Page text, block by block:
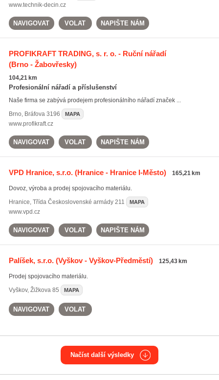
www.technik-decin.cz
NAVIGOVAT VOLAT NAPIŠTE NÁM
PROFIKRAFT TRADING, s. r. o. - Ruční nářadí
(Brno - Žabovřesky)
104,21 km
Profesionální nářadí a příslušenství
Naše firma se zabývá prodejem profesionálního nářadí značek ...
Brno, Bráfova 3196 MAPA
www.profikraft.cz
NAVIGOVAT VOLAT NAPIŠTE NÁM
VPD Hranice, s.r.o.(Hranice - Hranice I-Město) 165,21 km
Dovoz, výroba a prodej spojovacího materiálu.
Hranice, Třída Československé armády 211 MAPA
www.vpd.cz
NAVIGOVAT VOLAT NAPIŠTE NÁM
Palíšek, s.r.o.(Vyškov - Vyškov-Předměstí) 125,43 km
Prodej spojovacího materiálu.
Vyškov, Žižkova 85 MAPA
NAVIGOVAT VOLAT
Načíst další výsledky